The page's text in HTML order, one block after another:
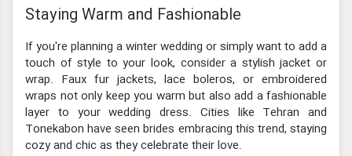
Staying Warm and Fashionable
If you're planning a winter wedding or simply want to add a
touch of style to your look, consider a stylish jacket or
wrap. Faux fur jackets, lace boleros, or embroidered
wraps not only keep you warm but also add a fashionable
layer to your wedding dress. Cities like Tehran and
Tonekabon have seen brides embracing this trend, staying
cozy and chic as they celebrate their love.